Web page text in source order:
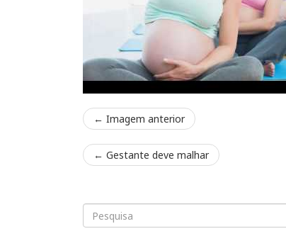
← Imagem anterior
← Gestante deve malhar